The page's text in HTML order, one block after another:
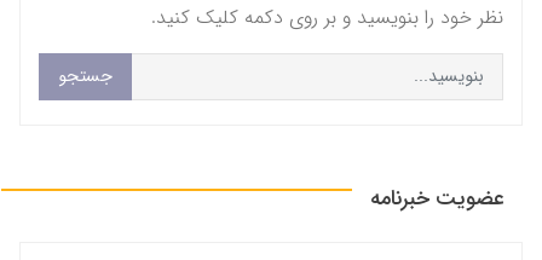
نظر خود را بنویسید و بر روی دکمه کلیک کنید.
جستجو
عضویت خبرنامه